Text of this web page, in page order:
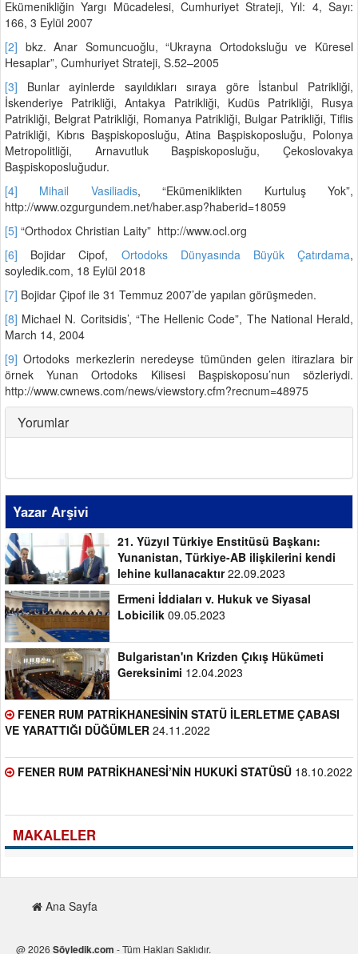
Ekümenikliğin Yargı Mücadelesi, Cumhuriyet Strateji, Yıl: 4, Sayı:
166, 3 Eylül 2007
[2] bkz. Anar Somuncuoğlu, “Ukrayna Ortodoksluğu ve Küresel
Hesaplar”, Cumhuriyet Strateji, S.52–2005
[3] Bunlar ayinlerde sayıldıkları sıraya göre İstanbul Patrikliği,
İskenderiye Patrikliği, Antakya Patrikliği, Kudüs Patrikliği, Rusya
Patrikliği, Belgrat Patrikliği, Romanya Patrikliği, Bulgar Patrikliği, Tiflis
Patrikliği, Kıbrıs Başpiskoposluğu, Atina Başpiskoposluğu, Polonya
Metropolitliği, Arnavutluk Başpiskoposluğu, Çekoslovakya
Başpiskoposluğudur.
[4]
Mihail Vasiliadis, “Ekümeniklikten Kurtuluş Yok”,
http://www.ozgurgundem.net/haber.asp?haberid=18059
[5] “Orthodox Christian Laity” http://www.ocl.org
[6] Bojidar Cipof, Ortodoks Dünyasında Büyük Çatırdama,
soyledik.com, 18 Eylül 2018
[7] Bojidar Çipof ile 31 Temmuz 2007’de yapılan görüşmeden.
[8] Michael N. Coritsidis’, “The Hellenic Code”, The National Herald,
March 14, 2004
[9] Ortodoks merkezlerin neredeyse tümünden gelen itirazlara bir
örnek Yunan Ortodoks Kilisesi Başpiskoposu’nun sözleriydi.
http://www.cwnews.com/news/viewstory.cfm?recnum=48975
Yorumlar
Yazar Arşivi
21. Yüzyıl Türkiye Enstitüsü Başkanı:
Yunanistan, Türkiye-AB ilişkilerini kendi
lehine kullanacaktır22.09.2023
Ermeni İddiaları v. Hukuk ve Siyasal
Lobicilik09.05.2023
Bulgaristan'ın Krizden Çıkış Hükümeti
Gereksinimi 12.04.2023
FENER RUM PATRİKHANESİNİN STATÜ İLERLETME ÇABASI
VE YARATTIĞI DÜĞÜMLER 24.11.2022
FENER RUM PATRİKHANESİ’NİN HUKUKİ STATÜSÜ 18.10.2022
MAKALELER
Ana Sayfa
@ 2026 Söyledik.com - Tüm Hakları Saklıdır.